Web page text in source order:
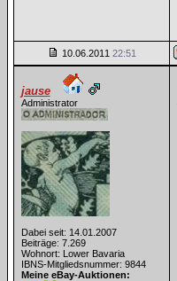
10.06.2011 22:51
jause
Administrator
Dabei seit: 14.01.2007
Beiträge: 7.269
Wohnort: Lower Bavaria
IBNS-Mitgliedsnummer: 9844
Meine eBay-Auktionen: